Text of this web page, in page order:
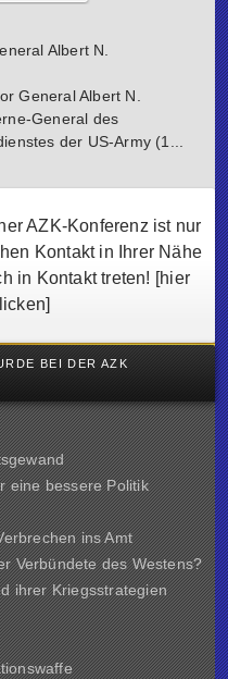
Albert N.
General Albert N.
General des
der US-Army (1...
AZK-Konferenz ist nur
Kontakt in Ihrer Nähe
in Kontakt treten! [hier
BEI DER AZK
eine bessere Politik
ins Amt
Verbündete des Westens?
ihrer Kriegsstrategien